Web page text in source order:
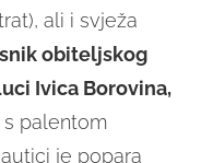
ali i svježa
obiteljskog
Ivica Borovina,
s palentom
je popara